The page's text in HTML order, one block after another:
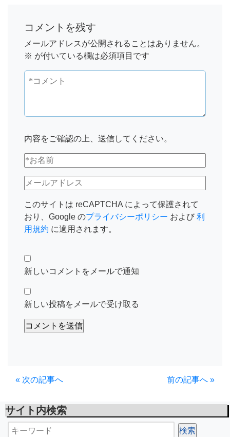
コメントを残す
メールアドレスが公開されることはありません。
※ が付いている欄は必須項目です
内容をご確認の上、送信してください。
このサイトは reCAPTCHA によって保護されて
おり、Google のプライバシーポリシー および 利
用規約 に適用されます。
新しいコメントをメールで通知
新しい投稿をメールで受け取る
前の記事へ »
« 次の記事へ
サイト内検索